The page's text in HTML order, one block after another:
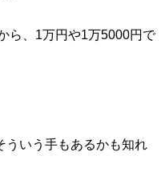
ら、1万円や1万5000円で
ういう手もあるかも知れ